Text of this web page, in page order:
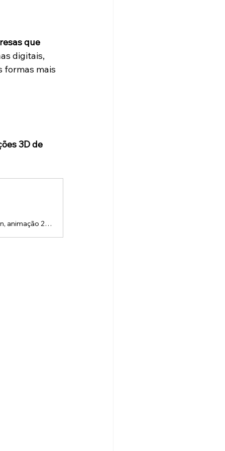
que
digitais,
formas mais
3D de
A Lou Studios é uma produtora de vídeos, especializada em motion design, animação 2D e 3D. Temos o vídeo certo para suas redes sociais!